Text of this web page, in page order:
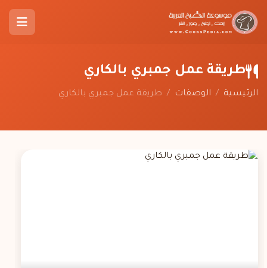
طريقة عمل جمبري بالكاري
الرئيسية / الوصفات / طريقة عمل جمبري بالكاري